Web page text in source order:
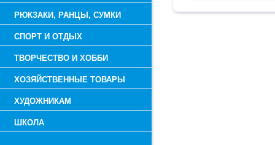
РЮКЗАКИ, РАНЦЫ, СУМКИ
СПОРТ И ОТДЫХ
ТВОРЧЕСТВО И ХОББИ
ХОЗЯЙСТВЕННЫЕ ТОВАРЫ
ХУДОЖНИКАМ
ШКОЛА